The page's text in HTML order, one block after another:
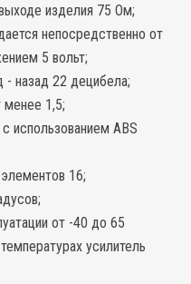
изделия 75 Ом;
непосредственно от
5 вольт;
- назад 22 децибела;
менее 1,5;
использованием ABS
16;
от -40 до 65
усилитель